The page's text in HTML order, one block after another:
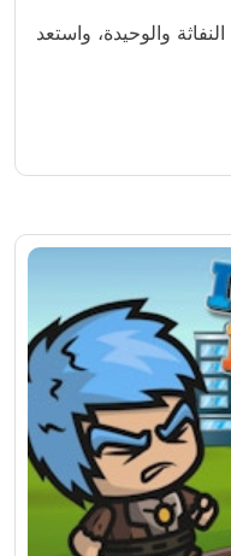
والوحيدة، واستعد